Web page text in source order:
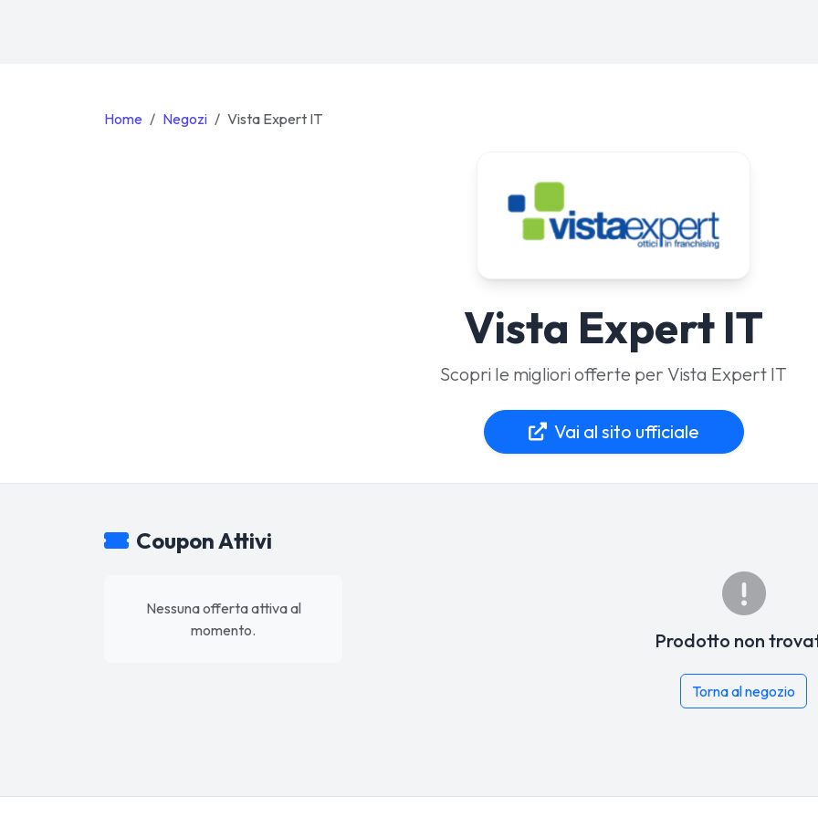
Home Negozi Vista Expert IT
Vista Expert IT
Scopri le migliori offerte per Vista Expert IT
Vai al sito ufficiale
Coupon Attivi
Nessuna offerta attiva al
momento.
Prodotto non
Torna al negozio